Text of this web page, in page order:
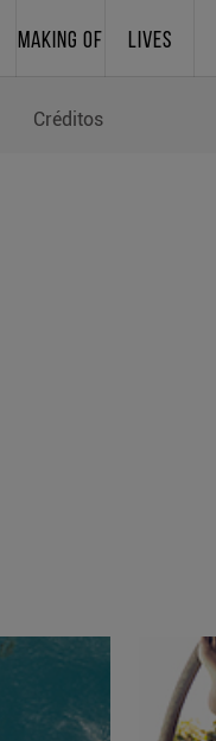
MAKING OF LIVES
Créditos